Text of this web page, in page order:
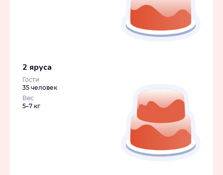
2 яруса
Гости
35 человек
Вес
5–7 кг